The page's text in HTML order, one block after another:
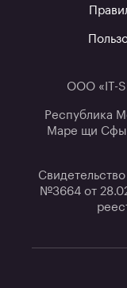
ООО «IT-
Республика
Маре щи
№3664 от